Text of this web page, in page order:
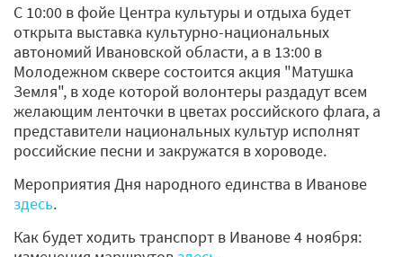
С 10:00 в фойе Центра культуры и отдыха будет
открыта выставка культурно-национальных
автономий Ивановской области, а в 13:00 в
Молодежном сквере состоится акция "Матушка
Земля", в ходе которой волонтеры раздадут всем
желающим ленточки в цветах российского флага, а
представители национальных культур исполнят
российские песни и закружатся в хороводе.
Мероприятия Дня народного единства в Иванове
здесь.
Как будет ходить транспорт в Иванове 4 ноября: